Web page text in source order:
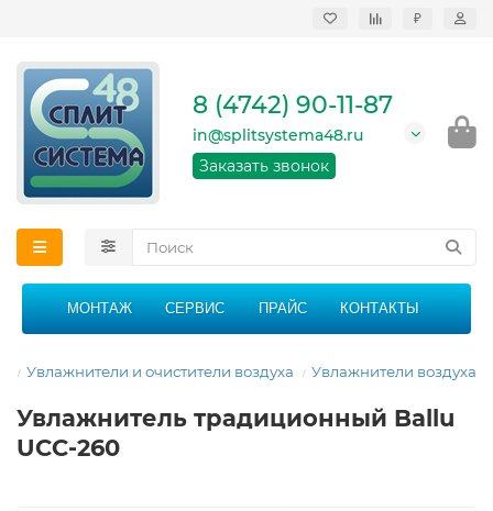
₽
кондиционеров в
области
График работы: 9:00 -
21:00 без перерыва и
8 (4742) 90-11-87
in@splitsystema48.ru
Заказать звонок
МОНТАЖ СЕРВИС ПРАЙС КОНТАКТЫ
Увлажнители и очистители воздуха Увлажнители воздуха
Увлажнитель традиционный Ballu
UCC-260